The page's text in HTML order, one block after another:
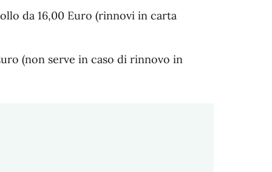
da 16,00 Euro (rinnovi in carta
(non serve in caso di rinnovo in